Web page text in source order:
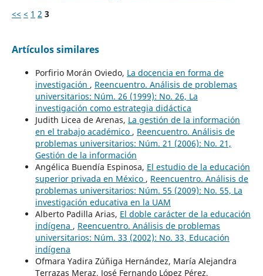
<< < 1 2 3
Artículos similares
Porfirio Morán Oviedo, La docencia en forma de
investigación , Reencuentro. Análisis de problemas
universitarios: Núm. 26 (1999): No. 26, La
investigación como estrategia didáctica
Judith Licea de Arenas, La gestión de la información
en el trabajo académico , Reencuentro. Análisis de
problemas universitarios: Núm. 21 (2006): No. 21,
Gestión de la información
Angélica Buendía Espinosa, El estudio de la educación
superior privada en México , Reencuentro. Análisis de
problemas universitarios: Núm. 55 (2009): No. 55, La
investigación educativa en la UAM
Alberto Padilla Arias, El doble carácter de la educación
indígena , Reencuentro. Análisis de problemas
universitarios: Núm. 33 (2002): No. 33, Educación
indígena
Ofmara Yadira Zúñiga Hernández, María Alejandra
Terrazas Meraz, José Fernando López Pérez,